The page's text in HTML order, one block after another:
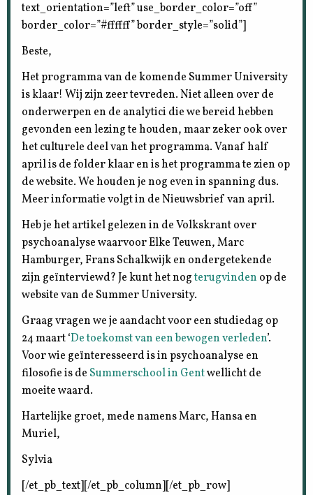
text_orientation=”left” use_border_color=”off”
border_color=”#ffffff” border_style=”solid”]
Beste,
Het programma van de komende Summer University
is klaar! Wij zijn zeer tevreden. Niet alleen over de
onderwerpen en de analytici die we bereid hebben
gevonden een lezing te houden, maar zeker ook over
het culturele deel van het programma. Vanaf half
april is de folder klaar en is het programma te zien op
de website. We houden je nog even in spanning dus.
Meer informatie volgt in de Nieuwsbrief van april.
Heb je het artikel gelezen in de Volkskrant over
psychoanalyse waarvoor Elke Teuwen, Marc
Hamburger, Frans Schalkwijk en ondergetekende
zijn geïnterviewd? Je kunt het nogterugvinden op de
website van de Summer University.
Graag vragen we je aandacht voor een studiedag op
24 maart ‘De toekomst van een bewogen verleden’.
Voor wie geïnteresseerd is in psychoanalyse en
filosofie is de Summerschool in Gentwellicht de
moeite waard.
Hartelijke groet, mede namens Marc, Hansa en
Muriel,
Sylvia
[/et_pb_text][/et_pb_column][/et_pb_row]